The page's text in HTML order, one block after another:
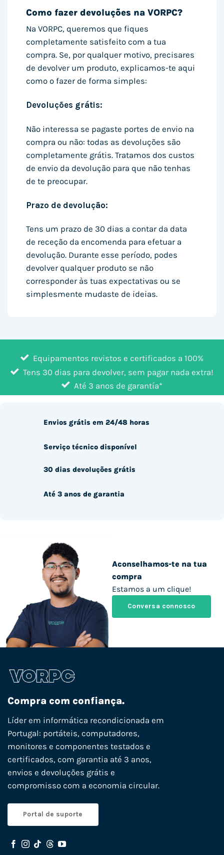
Como fazer devoluções na VORPC?
Na VORPC, queremos que fiques
completamente satisfeito com a tua
compra. Se, por qualquer motivo, precisares
de devolver um produto, explicamos-te aqui
como o fazer de forma simples:
Devoluções grátis:
Não interessa se pagaste portes de envio na
compra ou não: todas as devoluções são
completamente grátis. Tratamos dos custos
de envio da devolução para que não tenhas
de te preocupar.
Prazo de devolução:
Tens um prazo de 30 dias a contar da data
de receção da encomenda para efetuar a
devolução. Durante esse período, podes
devolver qualquer produto se não
corresponder às tuas expectativas ou se
simplesmente mudaste de ideias.
Equipamentos revistos e certificados a 100%
Tens 30 dias para devolver, sem pagar nada extra!
Até 3 anos de garantía*
Aconselhamos-te na tua
compra
Estamos a um clique!
Conversa connosco
Envios grátis em 24/48 horas
Serviço técnico disponível
30 dias devoluções grátis
Até 3 anos de garantia
Compra com confiança.
Líder em informática recondicionada em
Portugal: portáteis, computadores,
monitores e componentes testados e
certificados, com garantia até 3 anos,
envios e devoluções grátis e
compromisso com a economia circular.
Portal de suporte